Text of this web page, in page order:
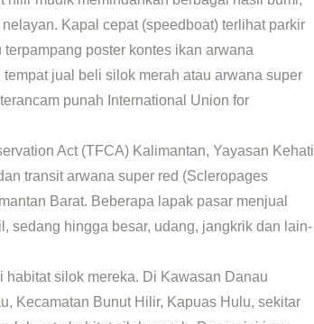
Kapal cepat (speedboat) terlihat parkir
poster kontes ikan arwana
jual beli silok merah atau arwana super
punah International Union for
Act (TFCA) Kalimantan, Yayasan Kehati
transit arwana super red (Scleropages
Barat. Beberapa lapak pasar menjual
sedang hingga besar, udang, jangkrik dan lain-
habitat silok mereka. Di Kawasan Danau
Kecamatan Bunut Hilir, Kapuas Hulu, sekitar